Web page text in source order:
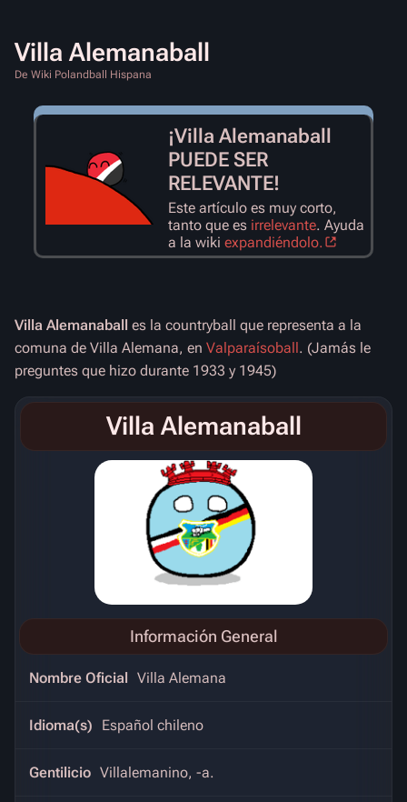
Villa Alemanaball
De Wiki Polandball Hispana
¡Villa Alemanaball
PUEDE SER
RELEVANTE!
Este artículo es muy corto,
tanto que es irrelevante. Ayuda
a la wiki expandiéndolo.
Villa Alemanaball es la countryball que representa a la
comuna de Villa Alemana, en Valparaísoball. (Jamás le
preguntes que hizo durante 1933 y 1945)
Villa Alemanaball
Información General
Nombre Oficial Villa Alemana
Idioma(s) Español chileno
Gentilicio Villalemanino, -a.